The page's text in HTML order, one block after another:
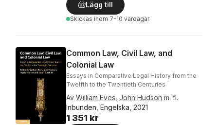
Lägg till
Skickas inom 7-10 vardagar
Common Law, Civil Law, and
Colonial Law
Essays in Comparative Legal History from the
Twelfth to the Twentieth Centuries
Av William Eves John Hudson m. fl.
Inbunden, Engelska, 2021
1 351 kr